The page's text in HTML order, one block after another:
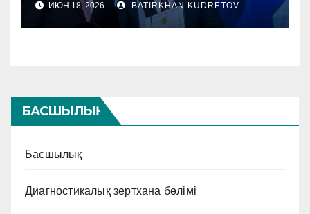
ИЮН 18, 2026 BATIRKHAN KUDRETOV
БАСШЫЛЫҚ
Басшылық
Диагностикалық зертхана бөлімі